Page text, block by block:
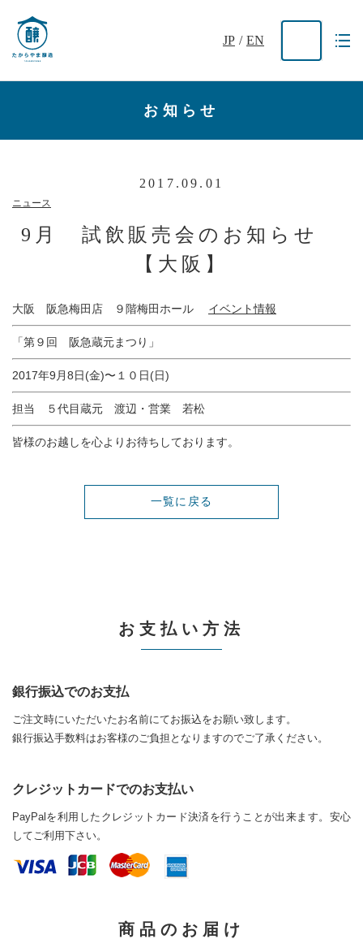
JP / EN
お知らせ
2017.09.01
ニュース
9月 試飲販売会のお知らせ
【大阪】
大阪 阪急梅田店 ９階梅田ホール イベント情報
「第９回 阪急蔵元まつり」
2017年9月8日(金)〜１０日(日)
担当 ５代目蔵元 渡辺・営業 若松
皆様のお越しを心よりお待ちしております。
一覧に戻る
お支払い方法
銀行振込でのお支払
ご注文時にいただいたお名前にてお振込をお願い致します。
銀行振込手数料はお客様のご負担となりますのでご了承ください。
クレジットカードでのお支払い
PayPalを利用したクレジットカード決済を行うことが出来ます。安心
してご利用下さい。
商品のお届け